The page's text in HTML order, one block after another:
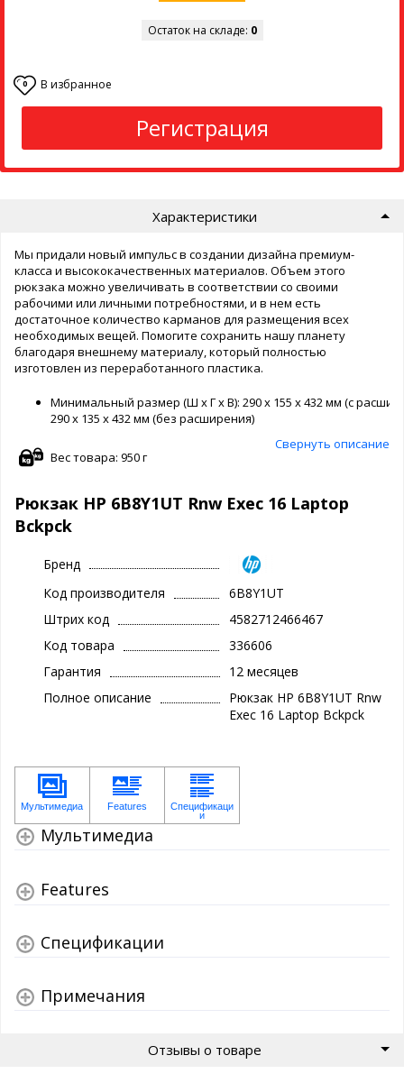
Остаток на складе: 0
0 В избранное
Регистрация
Характеристики
Мы придали новый импульс в создании дизайна премиум-
класса и высококачественных материалов. Объем этого
рюкзака можно увеличивать в соответствии со своими
рабочими или личными потребностями, и в нем есть
достаточное количество карманов для размещения всех
необходимых вещей. Помогите сохранить нашу планету
благодаря внешнему материалу, который полностью
изготовлен из переработанного пластика.
Минимальный размер (Ш x Г x В): 290 x 155 x 432 мм (с
290 x 135 x 432 мм (без расширения)
Свернуть описание
Вес товара: 950 г
Рюкзак HP 6B8Y1UT Rnw Exec 16 Laptop
Bckpck
Бренд
Код производителя
6B8Y1UT
Штрих код
4582712466467
Код товара
336606
Гарантия
12 месяцев
Полное описание
Рюкзак HP 6B8Y1UT Rnw
Exec 16 Laptop Bckpck
Мультимедиа
Features
Спецификации
Примечания
Отзывы о товаре